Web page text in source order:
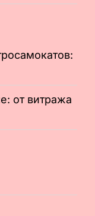
от витража